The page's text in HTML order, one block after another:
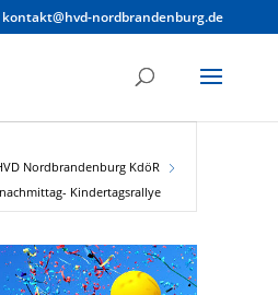
kontakt@hvd-nordbrandenburg.de
Nordbrandenburg KdöR
Kindertagsrallye